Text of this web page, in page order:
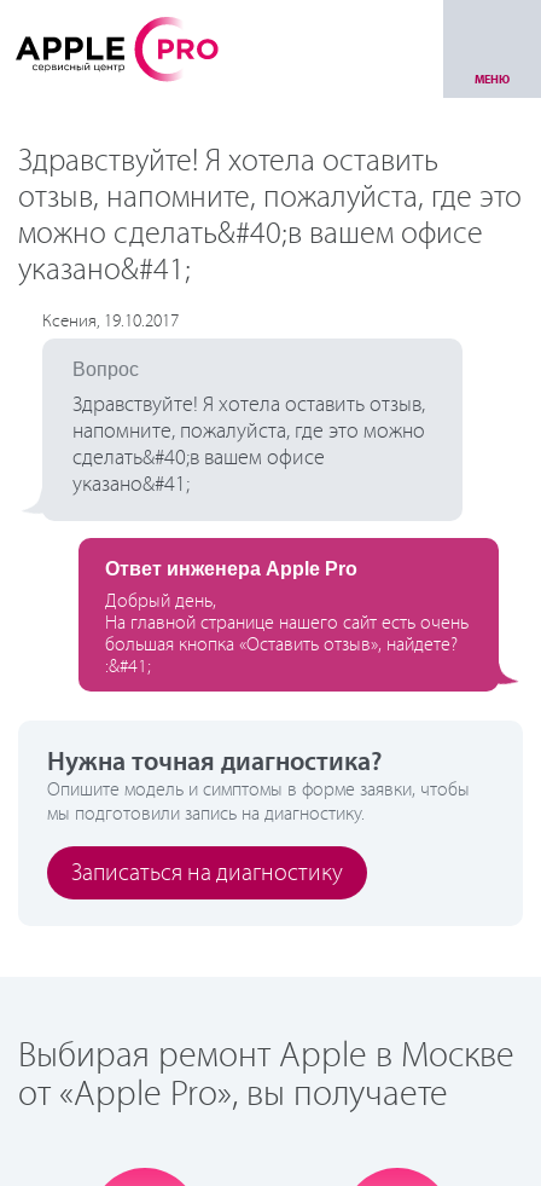
МЕНЮ
Здравствуйте! Я хотела оставить
отзыв, напомните, пожалуйста, где это
можно сделать&#40;в вашем офисе
указано&#41;
Ксения, 19.10.2017
Вопрос
Здравствуйте! Я хотела оставить отзыв,
напомните, пожалуйста, где это можно
сделать&#40;в вашем офисе
указано&#41;
Ответ инженера Apple Pro
Добрый день,
На главной странице нашего сайт есть очень
большая кнопка «Оставить отзыв», найдете?
:&#41;
Нужна точная диагностика?
Опишите модель и симптомы в форме заявки, чтобы
мы подготовили запись на диагностику.
Записаться на диагностику
Выбирая ремонт Apple в Москве
от «Apple Pro», вы получаете